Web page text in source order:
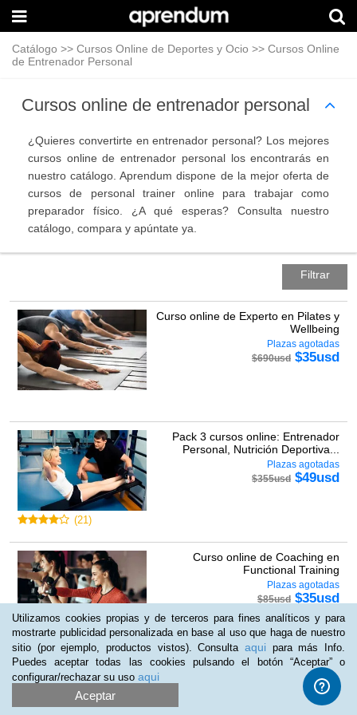
Catálogo >> Cursos Online de Deportes y Ocio >> Cursos Online
de Entrenador Personal
Cursos online de entrenador personal
¿Quieres convertirte en entrenador personal? Los mejores
cursos online de entrenador personal los encontrarás en
nuestro catálogo. Aprendum dispone de la mejor oferta de
cursos de personal trainer online para trabajar como
preparador físico. ¿A qué esperas? Consulta nuestro
catálogo, compara y apúntate ya.
Filtrar
Curso online de Experto en Pilates y
Wellbeing
Plazas agotadas
$690usd $35usd
Pack 3 cursos online: Entrenador
Personal, Nutrición Deportiva...
Plazas agotadas
$355usd $49usd
(21)
Curso online de Coaching en
Functional Training
Plazas agotadas
$85usd $35usd
Pack de 4 cursos online Superior de
Entrenador Personal y Fitness
Plazas agotadas
Utilizamos cookies propias y de terceros para fines analíticos y para
mostrarte publicidad personalizada en base al uso que haga de nuestro
sitio (por ejemplo, productos vistos). Consulta aqui para más Info.
Puedes aceptar todas las cookies pulsando el botón “Aceptar” o
configurar/rechazar su uso aqui
Aceptar